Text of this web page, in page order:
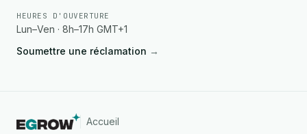
HEURES D'OUVERTURE
Lun–Ven · 8h–17h GMT+1
Soumettre une réclamation →
Accueil